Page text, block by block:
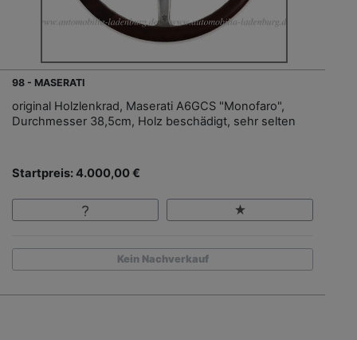
98 - MASERATI
original Holzlenkrad, Maserati A6GCS "Monofaro",
Durchmesser 38,5cm, Holz beschädigt, sehr selten
Startpreis: 4.000,00 €
Kein Nachverkauf